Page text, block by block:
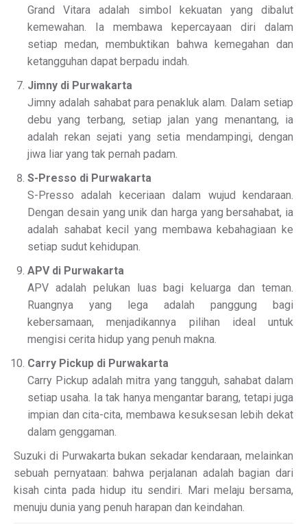
Grand Vitara adalah simbol kekuatan yang dibalut
kemewahan. Ia membawa kepercayaan diri dalam
setiap medan, membuktikan bahwa kemegahan dan
ketangguhan dapat berpadu indah.
Jimny di Purwakarta
Jimny adalah sahabat para penakluk alam. Dalam setiap
debu yang terbang, setiap jalan yang menantang, ia
adalah rekan sejati yang setia mendampingi, dengan
jiwa liar yang tak pernah padam.
S-Presso di Purwakarta
S-Presso adalah keceriaan dalam wujud kendaraan.
Dengan desain yang unik dan harga yang bersahabat, ia
adalah sahabat kecil yang membawa kebahagiaan ke
setiap sudut kehidupan.
APV di Purwakarta
APV adalah pelukan luas bagi keluarga dan teman.
Ruangnya yang lega adalah panggung bagi
kebersamaan, menjadikannya pilihan ideal untuk
mengisi cerita hidup yang penuh makna.
Carry Pickup di Purwakarta
Carry Pickup adalah mitra yang tangguh, sahabat dalam
setiap usaha. Ia tak hanya mengantar barang, tetapi juga
impian dan cita-cita, membawa kesuksesan lebih dekat
dalam genggaman.
Suzuki di Purwakarta bukan sekadar kendaraan, melainkan
sebuah pernyataan: bahwa perjalanan adalah bagian dari
kisah cinta pada hidup itu sendiri. Mari melaju bersama,
menuju dunia yang penuh harapan dan keindahan.